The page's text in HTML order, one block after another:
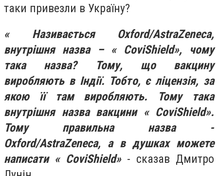
таки привезли в Україну?
« Називається Oxford/AstraZeneca,
внутрішня назва – « CoviShield», чому
така назва? Тому, що вакцину
виробляють в Індії. Тобто, є ліцензія, за
якою її там виробляють. Тому така
внутрішня назва вакцини « CoviShield».
Тому правильна назва -
Oxford/AstraZeneca, а в душках можете
написати « CoviShield»- сказав Дмитро